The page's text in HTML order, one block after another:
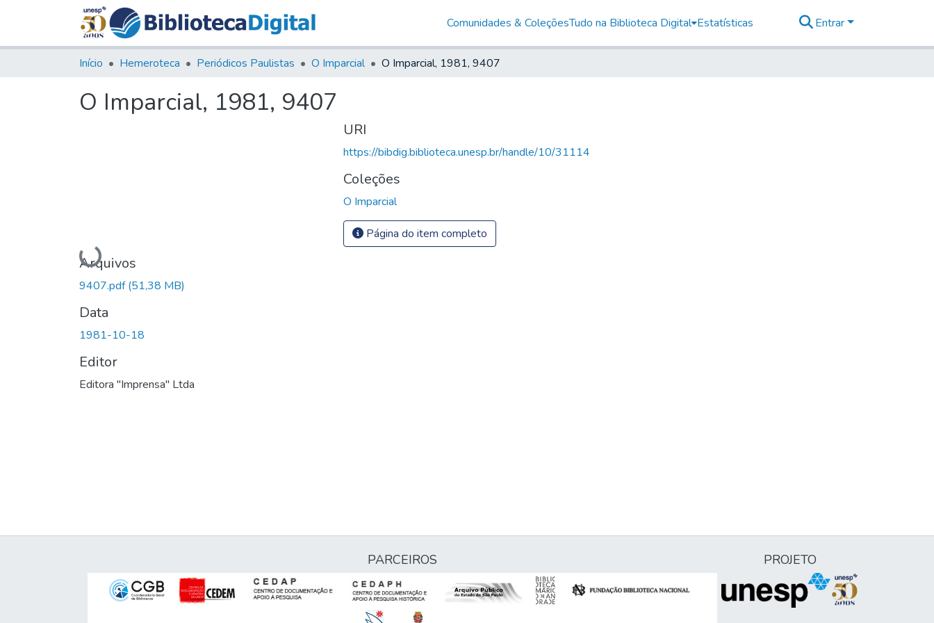
Comunidades & ColeçõesTudo na Biblioteca Digital Estatísticas Entrar
Início Hemeroteca Periódicos Paulistas O Imparcial O Imparcial, 1981, 9407
O Imparcial, 1981, 9407
Carregando...
Arquivos
9407.pdf(51,38 MB)
Data
1981-10-18
Editor
Editora "Imprensa" Ltda
URI
https://bibdig.biblioteca.unesp.br/handle/10/31114
Coleções
O Imparcial
Página do item completo
PARCEIROS PROJETO